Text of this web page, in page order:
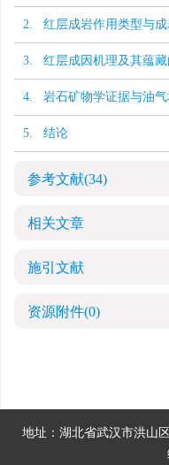
2. 红层成岩作用类型与成
3. 红层成因机理及其蕴藏
4. 岩石矿物学证据与油
5. 结论
参考文献(34)
相关文章
施引文献
资源附件(0)
地址：湖北省武汉市洪山